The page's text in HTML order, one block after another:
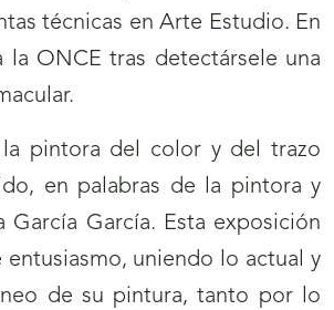
técnicas en Arte Estudio. En
la ONCE tras detectársele una
la pintora del color y del trazo
en palabras de la pintora y
García García. Esta exposición
entusiasmo, uniendo lo actual y
de su pintura, tanto por lo